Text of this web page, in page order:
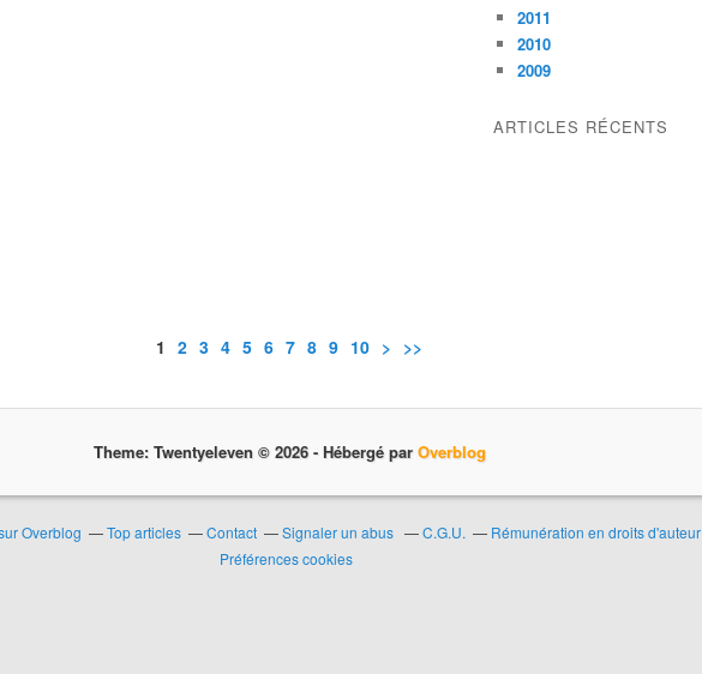
2011
2010
2009
ARTICLES RÉCENTS
1 2 3 4 5 6 7 8 9 10 > >>
Theme: Twentyeleven © 2026 - Hébergé par Overblog
Overblog Top articles Contact Signaler un abus C.G.U. Rémunération en droits d'auteur
Préférences cookies